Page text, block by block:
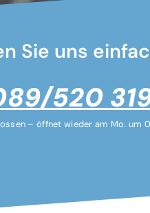
Sie uns
520
– öffnet wieder am Mo. um